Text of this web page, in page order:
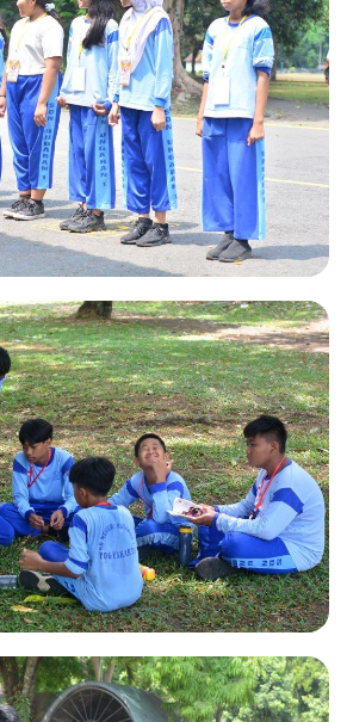
Penggalang
Penggalang